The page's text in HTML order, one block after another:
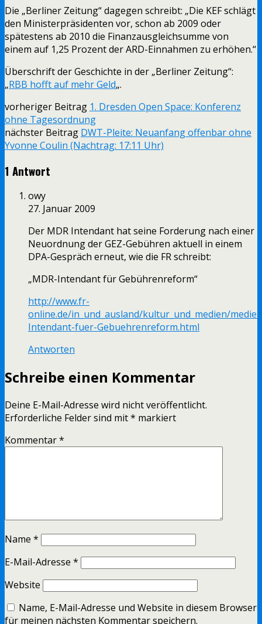
Die „Berliner Zeitung“ dagegen schreibt: „Die KEF schlägt
den Ministerpräsidenten vor, schon ab 2009 oder
spätestens ab 2010 die Finanzausgleichsumme von
einem auf 1,25 Prozent der ARD-Einnahmen zu erhöhen.“
Überschrift der Geschichte in der „Berliner Zeitung“:
„RBB hofft auf mehr Geld„.
vorheriger Beitrag 1. Dresden Open Space: Konferenz
ohne Tagesordnung
nächster Beitrag DWT-Pleite: Neuanfang offenbar ohne
Yvonne Coulin (Nachtrag: 17:11 Uhr)
1 Antwort
owy
27. Januar 2009
Der MDR Intendant hat seine Forderung nach einer
Neuordnung der GEZ-Gebühren aktuell in einem
DPA-Gespräch erneut, wie die FR schreibt:
„MDR-Intendant für Gebührenreform“
http://www.fr-
online.de/in_und_ausland/kultur_und_medien/
Intendant-fuer-Gebuehrenreform.html
Antworten
Schreibe einen Kommentar
Deine E-Mail-Adresse wird nicht veröffentlicht.
Erforderliche Felder sind mit* markiert
Kommentar*
Name *
E-Mail-Adresse *
Website
Name, E-Mail-Adresse und Website in diesem Browser
für meinen nächsten Kommentar speichern.